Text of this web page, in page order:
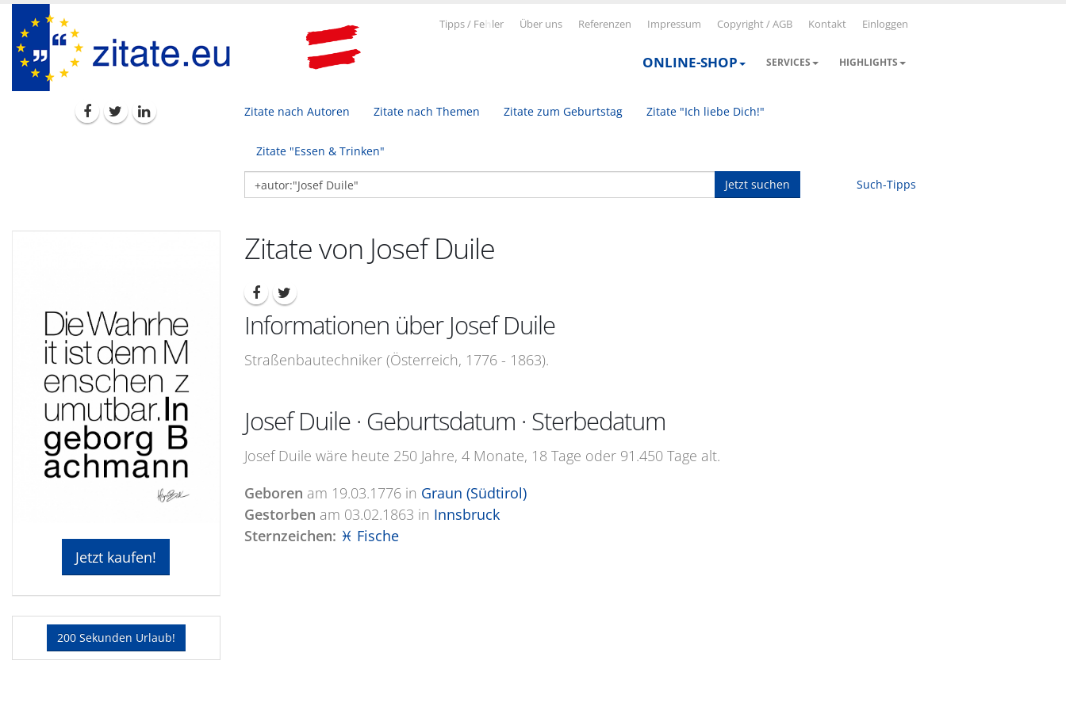
Tipps / Fe ler Über uns Referenzen Impressum Copyright / AGB Kontakt Einloggen
ONLINE-SHOP SERVICES HIGHLIGHTS
Zitate nach Autoren Zitate nach Themen Zitate zum Geburtstag Zitate "Ich liebe Dich!"
Zitate "Essen & Trinken"
Jetzt suchen Such-Tipps
Jetzt kaufen!
200 Sekunden Urlaub!
Zitate von Josef Duile
Informationen über Josef Duile
Straßenbautechniker (Österreich, 1776 - 1863).
Josef Duile · Geburtsdatum · Sterbedatum
Josef Duile wäre heute 250 Jahre, 4 Monate, 18 Tage oder 91.450 Tage alt.
Geboren am 19.03.1776in Graun (Südtirol)
Gestorben am 03.02.1863 in Innsbruck
Sternzeichen: ♓ Fische